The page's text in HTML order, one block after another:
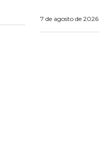
7 de agosto de 2026